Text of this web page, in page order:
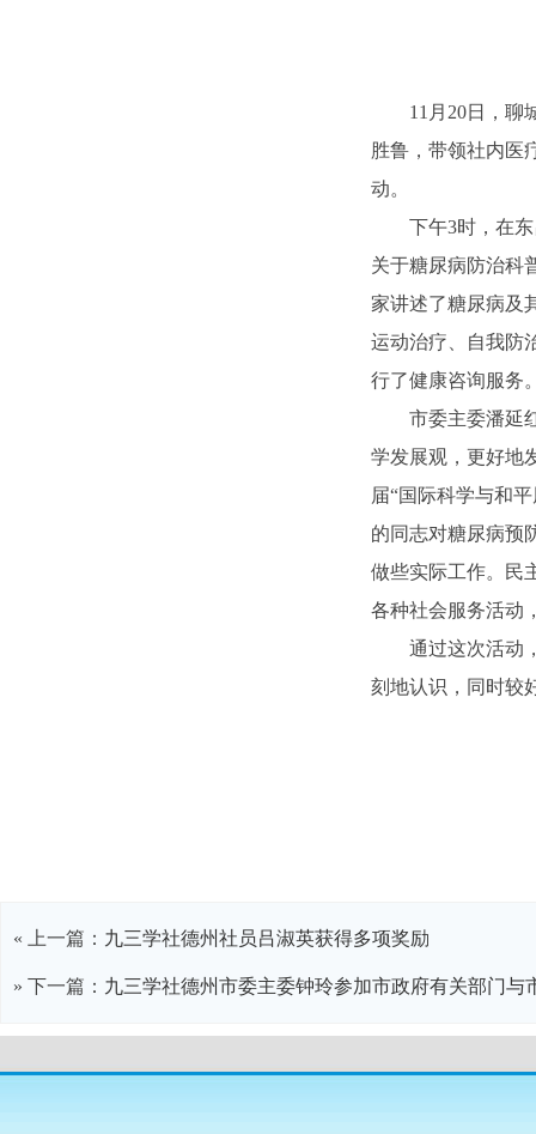
11月20日，聊城
胜鲁，带领社内医
动。
下午3时，在东昌
关于糖尿病防治科
家讲述了糖尿病及
运动治疗、自我防
行了健康咨询服务
市委主委潘延红
学发展观，更好地
届“国际科学与和
的同志对糖尿病预
做些实际工作。民
各种社会服务活动
通过这次活动，
刻地认识，同时较
« 上一篇： 九三学社德州社员吕淑英获得多项奖励
» 下一篇： 九三学社德州市委主委钟玲参加市政府有关部门与